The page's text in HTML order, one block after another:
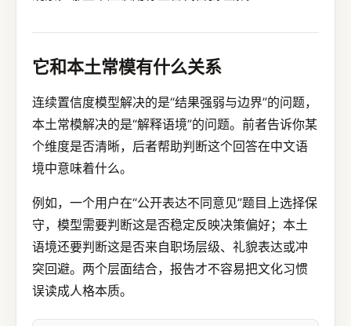
它和本土常模有什么关系
连续置信度模型解决的是“结果强弱与边界”的问题，
本土常模解决的是“解释语境”的问题。前者告诉你某
个维度是否清晰，后者帮助判断这个回答在中文语
境中意味着什么。
例如，一个用户在“公开表达不同意见”题目上选择保
守，模型需要判断这是否稳定反映决策偏好；本土
语境还要判断这是否来自职场层级、礼貌表达或冲
突回避。两个层面结合，报告才不容易把文化习惯
误读成人格本质。